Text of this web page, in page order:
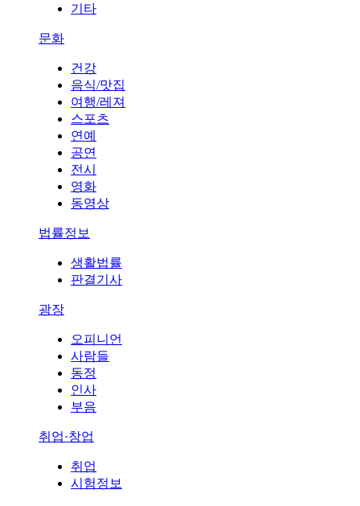
기타
문화
건강
음식/맛집
여행/레져
스포츠
연예
공연
전시
영화
동영상
법률정보
생활법률
판결기사
광장
오피니언
사람들
동정
인사
부음
취업·창업
취업
시험정보